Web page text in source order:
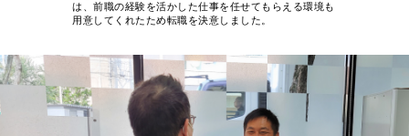
は、前職の経験を活かした仕事を任せてもらえる環境も
用意してくれたため転職を決意しました。